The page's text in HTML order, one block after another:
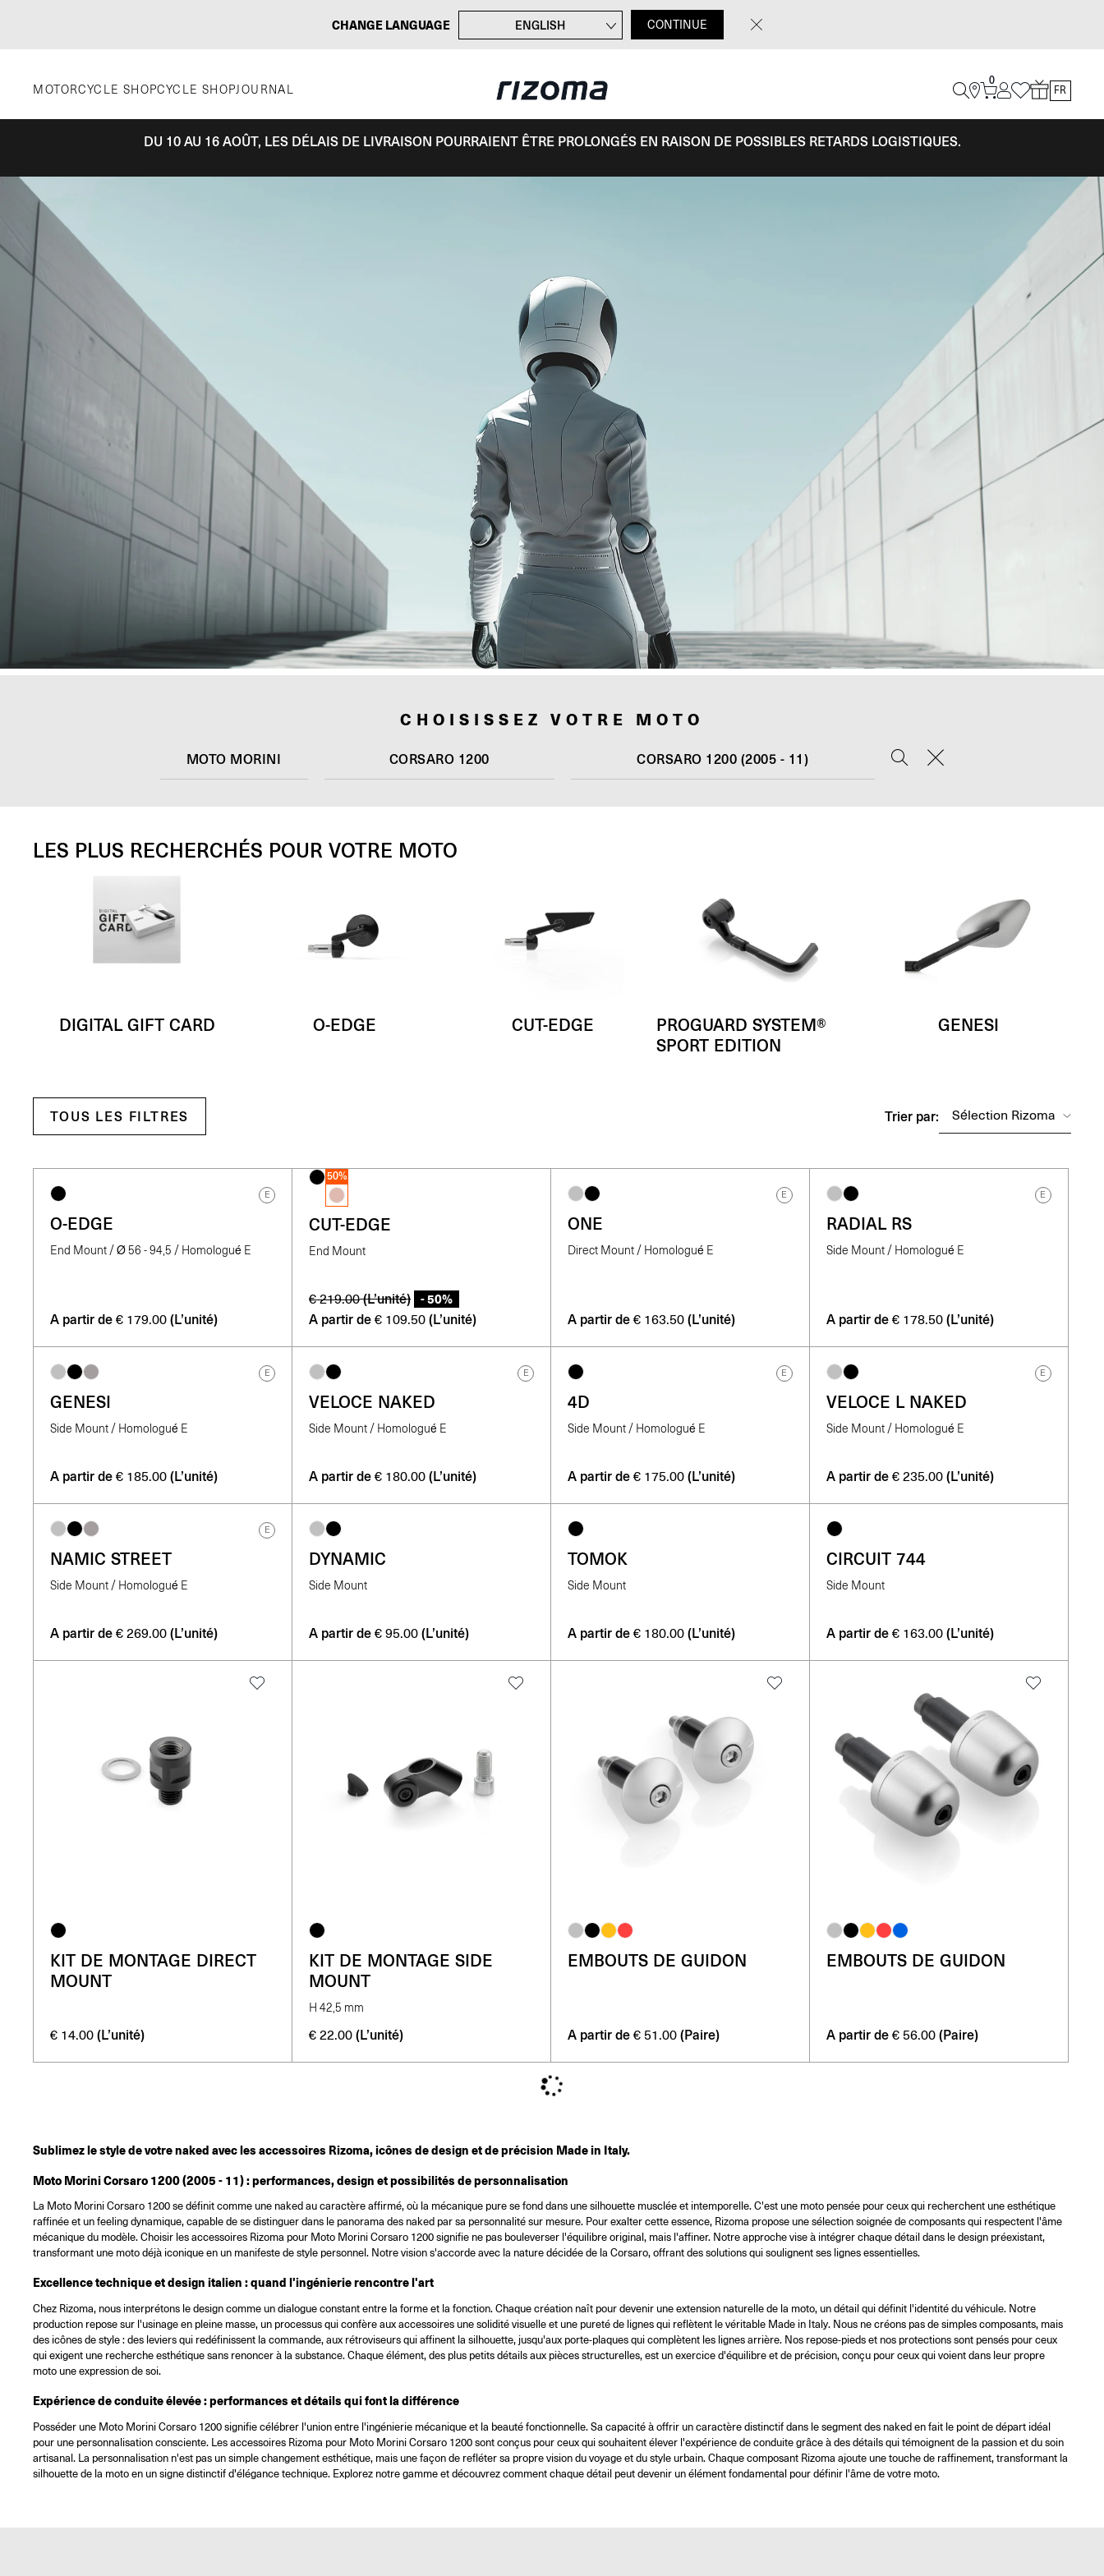
CHANGE LANGUAGE
ENGLISH
ITALIANO
CONTINUE
MOTORCYCLE SHOPCYCLE SHOPJOURNAL
0
FR
DU 10 AU 16 AOÛT, LES DÉLAIS DE LIVRAISON POURRAIENT ÊTRE PROLONGÉS EN RAISON DE POSSIBLES RETARDS LOGISTIQUES.
CHOISISSEZ VOTRE MOTO
MOTO MORINI CORSARO 1200 CORSARO 1200 (2005 - 11)
LES PLUS RECHERCHÉS POUR VOTRE MOTO
DIGITAL GIFT CARD O-EDGE CUT-EDGE
PROGUARD SYSTEM®
SPORT EDITION
GENESI
TOUS LES FILTRES Trier par:
E
O-EDGE
End Mount / Ø 56 - 94,5 / Homologué E
A partir de € 179.00 (L’unité)
50%
CUT-EDGE
End Mount
€219.00 (L’unité) - 50%
A partir de € 109.50 (L’unité)
E
ONE
Direct Mount / Homologué E
A partir de € 163.50 (L’unité)
E
RADIAL RS
Side Mount / Homologué E
A partir de €178.50 (L’unité)
E
GENESI
Side Mount / Homologué E
A partir de € 185.00 (L’unité)
E
VELOCE NAKED
Side Mount / Homologué E
A partir de € 180.00 (L’unité)
E
4D
Side Mount / Homologué E
A partir de € 175.00 (L’unité)
E
VELOCE L NAKED
Side Mount / Homologué E
A partir de €235.00 (L’unité)
E
NAMIC STREET
Side Mount / Homologué E
A partir de € 269.00 (L’unité)
DYNAMIC
Side Mount
A partir de € 95.00 (L’unité)
TOMOK
Side Mount
A partir de € 180.00 (L’unité)
CIRCUIT 744
Side Mount
A partir de €163.00 (L’unité)
KIT DE MONTAGE DIRECT
MOUNT
€ 14.00 (L’unité)
KIT DE MONTAGE SIDE
MOUNT
H 42,5 mm
€ 22.00 (L’unité)
EMBOUTS DE GUIDON
A partir de € 51.00 (Paire)
EMBOUTS DE GUIDON
A partir de €56.00 (Paire)
Sublimez le style de votre naked avec les accessoires Rizoma, icônes de design et de précision Made in Italy.
Moto Morini Corsaro 1200 (2005 - 11) : performances, design et possibilités de personnalisation
La Moto Morini Corsaro 1200 se définit comme une naked au caractère affirmé, où la mécanique pure se fond dans une silhouette musclée et intemporelle. C'est une moto pensée pour ceux qui recherchent une esthétique
raffinée et un feeling dynamique, capable de se distinguer dans le panorama des naked par sa personnalité sur mesure. Pour exalter cette essence, Rizoma propose une sélection soignée de composants qui respectent l'âme
mécanique du modèle. Choisir les accessoires Rizoma pour Moto Morini Corsaro 1200 signifie ne pas bouleverser l'équilibre original, mais l'affiner. Notre approche vise à intégrer chaque détail dans le design préexistant,
transformant une moto déjà iconique en un manifeste de style personnel. Notre vision s'accorde avec la nature décidée de la Corsaro, offrant des solutions qui soulignent ses lignes essentielles.
Excellence technique et design italien : quand l'ingénierie rencontre l'art
Chez Rizoma, nous interprétons le design comme un dialogue constant entre la forme et la fonction. Chaque création naît pour devenir une extension naturelle de la moto, un détail qui définit l'identité du véhicule. Notre
production repose sur l'usinage en pleine masse, un processus qui confère aux accessoires une solidité visuelle et une pureté de lignes qui reflètent le véritable Made in Italy. Nous ne créons pas de simples composants, mais
des icônes de style : des leviers qui redéfinissent la commande, aux rétroviseurs qui affinent la silhouette, jusqu'aux porte-plaques qui complètent les lignes arrière. Nos repose-pieds et nos protections sont pensés pour ceux
qui exigent une recherche esthétique sans renoncer à la substance. Chaque élément, des plus petits détails aux pièces structurelles, est un exercice d'équilibre et de précision, conçu pour ceux qui voient dans leur propre
moto une expression de soi.
Expérience de conduite élevée : performances et détails qui font la différence
Posséder une Moto Morini Corsaro 1200 signifie célébrer l'union entre l'ingénierie mécanique et la beauté fonctionnelle. Sa capacité à offrir un caractère distinctif dans le segment des naked en fait le point de départ idéal
pour une personnalisation consciente. Les accessoires Rizoma pour Moto Morini Corsaro 1200 sont conçus pour ceux qui souhaitent élever l'expérience de conduite grâce à des détails qui témoignent de la passion et du soin
artisanal. La personnalisation n'est pas un simple changement esthétique, mais une façon de refléter sa propre vision du voyage et du style urbain. Chaque composant Rizoma ajoute une touche de raffinement, transformant la
silhouette de la moto en un signe distinctif d'élégance technique. Explorez notre gamme et découvrez comment chaque détail peut devenir un élément fondamental pour définir l'âme de votre moto.